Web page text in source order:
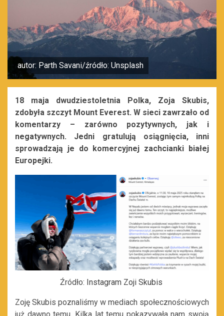
autor: Parth Savani/źródło: Unsplash
18 maja dwudziestoletnia Polka, Zoja Skubis,
zdobyła szczyt Mount Everest. W sieci zawrzało od
komentarzy – zarówno pozytywnych, jak i
negatywnych. Jedni gratulują osiągnięcia, inni
sprowadzają je do komercyjnej zachcianki białej
Europejki.
Źródło: Instagram Zoji Skubis
Zoję Skubis poznaliśmy w mediach społecznościowych